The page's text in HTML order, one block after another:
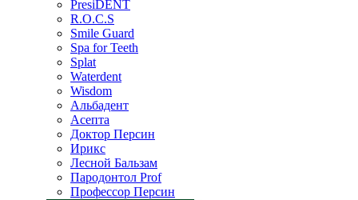
PresiDENT
R.O.C.S
Smile Guard
Spa for Teeth
Splat
Waterdent
Wisdom
Альбадент
Асепта
Доктор Персин
Ирикс
Лесной Бальзам
Пародонтол Prof
Профессор Персин